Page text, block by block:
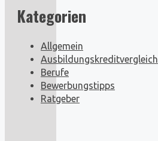
Kategorien
Allgemein
Ausbildungskreditvergleich
Berufe
Bewerbungstipps
Ratgeber